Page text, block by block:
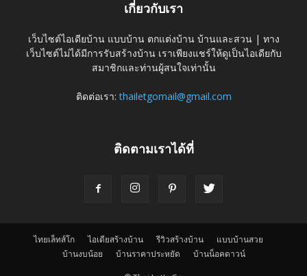
เกี่ยวกับเรา
เว็บไซต์ไอเดียบ้าน แบบบ้าน ตกแต่งบ้าน บ้านและสวน | ทาง
เว็บไซต์ไม่ได้มีการรับสร้างบ้าน เราเพียงแชร์ให้ดูเป็นไอเดียกับ
สมาชิกและท่านผู้สนใจเท่านั้น
ติดต่อเรา:thailetgomail@gmail.com
ติดตามเราได้ที่
ไทยเล็ทส์โก ไอเดียสร้างบ้าน รีวิวสร้างบ้าน
แบบบ้านสวย
บ้านงบน้อย
บ้านราคาประหยัด บ้านน็อคดาวน์